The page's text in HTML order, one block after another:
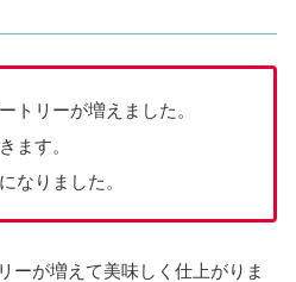
トリーが増えました。
ます。
なりました。
ーが増えて美味しく仕上がりま